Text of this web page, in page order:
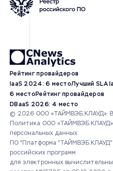
Рейтинг провайдеров
IaaS 2024: 6 местоЛучший SLA
6 местоРейтинг провайдеров
DBaaS 2026: 4 место
© 2026 ООО «ТАЙМВЭБ.КЛАУД».
Политика ООО
персональных данных.
ПО "Платформа
российских программ
для электронных